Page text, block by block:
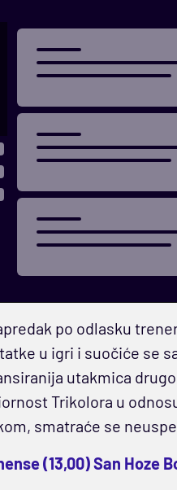
po odlasku
u igri i suočiće se
utakmica
Trikolora u
smatraće se
(13,00) San Hoze